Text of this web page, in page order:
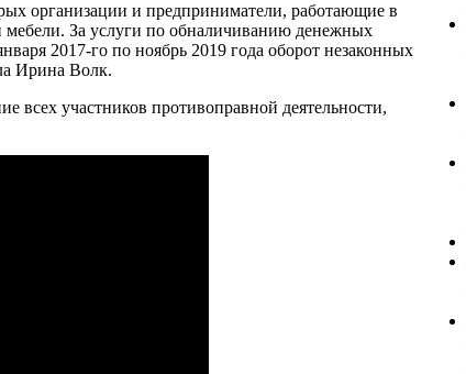
организации и предприниматели, работающие в
мебели. За услуги по обналичиванию денежных
2017-го по ноябрь 2019 года оборот незаконных
Ирина Волк.
всех участников противоправной деятельности,